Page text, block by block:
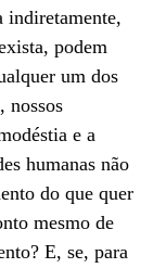
indiretamente,
podem
um dos
nossos
e a
humanas não
do que quer
mesmo de
E, se, para